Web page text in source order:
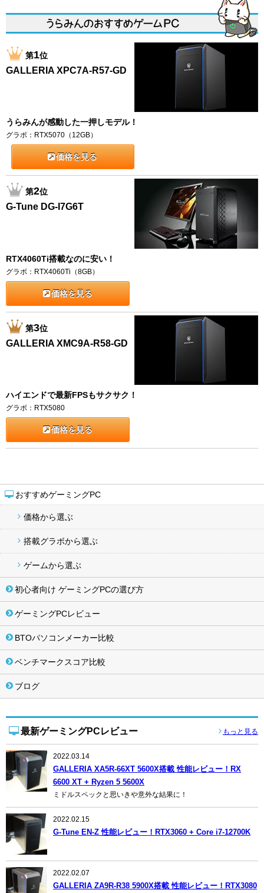
おすすめゲーミングPC
価格から選ぶ
搭載グラボから選ぶ
ゲームから選ぶ
初心者向け ゲーミングPCの選び方
ゲーミングPCレビュー
BTOパソコンメーカー比較
ベンチマークスコア比較
ブログ
最新ゲーミングPCレビュー もっと見る
2022.03.14
GALLERIA XA5R-66XT 5600X搭載 性能レビュー！RX
6600 XT + Ryzen 5 5600X
ミドルスペックと思いきや意外な結果に！
2022.02.15
G-Tune EN-Z 性能レビュー！RTX3060 + Core i7-12700K
2022.02.07
GALLERIA ZA9R-R38 5900X搭載 性能レビュー！RTX3080
第1位
GALLERIA XPC7A-R57-GD
うらみんが感動した一押しモデル！
グラボ：RTX5070（12GB）
価格を見る
第2位
G-Tune DG-I7G6T
RTX4060Ti搭載なのに安い！
グラボ：RTX4060Ti（8GB）
価格を見る
第3位
GALLERIA XMC9A-R58-GD
ハイエンドで最新FPSもサクサク！
グラボ：RTX5080
価格を見る